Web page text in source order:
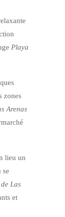
Playa
zones
Arenas
lieu un
se
Las
et